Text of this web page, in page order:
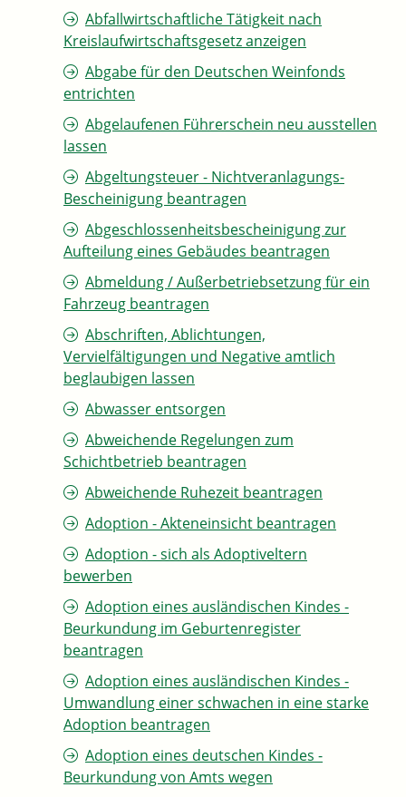
Abfallwirtschaftliche Tätigkeit nach
Kreislaufwirtschaftsgesetz anzeigen
Abgabe für den Deutschen Weinfonds
entrichten
Abgelaufenen Führerschein neu ausstellen
lassen
Abgeltungsteuer - Nichtveranlagungs-
Bescheinigung beantragen
Abgeschlossenheitsbescheinigung zur
Aufteilung eines Gebäudes beantragen
Abmeldung / Außerbetriebsetzung für ein
Fahrzeug beantragen
Abschriften, Ablichtungen,
Vervielfältigungen und Negative amtlich
beglaubigen lassen
Abwasser entsorgen
Abweichende Regelungen zum
Schichtbetrieb beantragen
Abweichende Ruhezeit beantragen
Adoption - Akteneinsicht beantragen
Adoption - sich als Adoptiveltern
bewerben
Adoption eines ausländischen Kindes -
Beurkundung im Geburtenregister
beantragen
Adoption eines ausländischen Kindes -
Umwandlung einer schwachen in eine starke
Adoption beantragen
Adoption eines deutschen Kindes -
Beurkundung von Amts wegen